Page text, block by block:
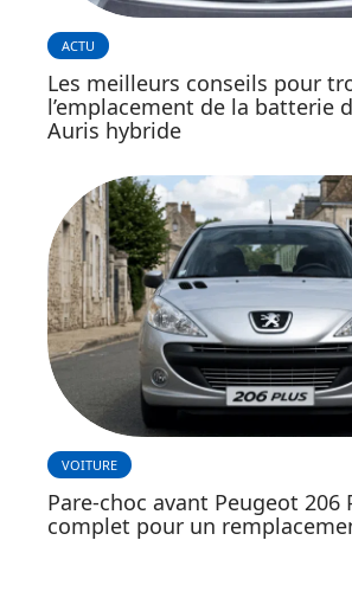
ACTU
Les meilleurs conseils pour
l’emplacement de la batterie
Auris hybride
VOITURE
Pare-choc avant Peugeot 206
complet pour un